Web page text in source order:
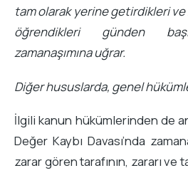
tam olarak yerine getirdikleri
öğrendikleri günden
zamanaşımına uğrar.
Diğer hususlarda, genel
İlgili kanun hükümlerinden de
Değer Kaybı Davası’nda
zarar gören tarafının, zararı